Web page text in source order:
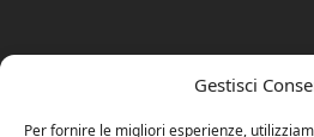
Gestisci
Per fornire le migliori esperienze,